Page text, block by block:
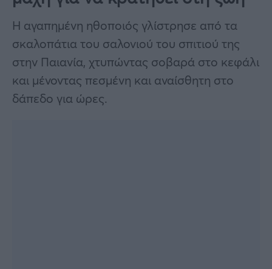
Η αγαπημένη ηθοποιός γλίστρησε από τα
σκαλοπάτια του σαλονιού του σπιτιού της
στην Παιανία, χτυπώντας σοβαρά στο κεφάλι
και μένοντας πεσμένη και αναίσθητη στο
δάπεδο για ώρες.